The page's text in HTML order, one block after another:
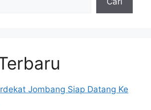
Jombang Siap Datang Ke